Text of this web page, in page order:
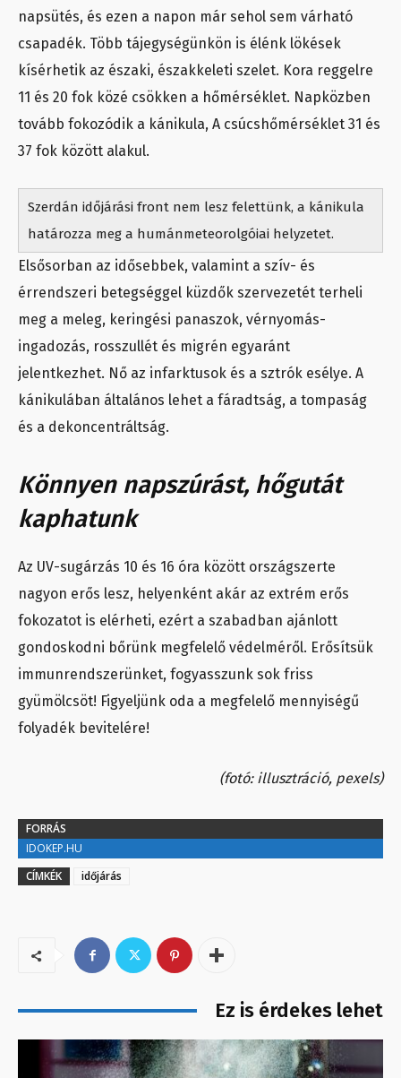
napsütés, és ezen a napon már sehol sem várható
csapadék. Több tájegységünkön is élénk lökések
kísérhetik az északi, északkeleti szelet. Kora reggelre
11 és 20 fok közé csökken a hőmérséklet. Napközben
tovább fokozódik a kánikula, A csúcshőmérséklet 31 és
37 fok között alakul.
Szerdán időjárási front nem lesz felettünk, a kánikula
határozza meg a humánmeteorolgóiai helyzetet.
Elsősorban az idősebbek, valamint a szív- és
érrendszeri betegséggel küzdők szervezetét terheli
meg a meleg, keringési panaszok, vérnyomás-
ingadozás, rosszullét és migrén egyaránt
jelentkezhet. Nő az infarktusok és a sztrók esélye. A
kánikulában általános lehet a fáradtság, a tompaság
és a dekoncentráltság.
Könnyen napszúrást, hőgutát
kaphatunk
Az UV-sugárzás 10 és 16 óra között országszerte
nagyon erős lesz, helyenként akár az extrém erős
fokozatot is elérheti, ezért a szabadban ajánlott
gondoskodni bőrünk megfelelő védelméről. Erősítsük
immunrendszerünket, fogyasszunk sok friss
gyümölcsöt! Figyeljünk oda a megfelelő mennyiségű
folyadék bevitelére!
(fotó: illusztráció, pexels)
FORRÁS
IDOKEP.HU
CÍMKÉK
időjárás
Ez is érdekes lehet